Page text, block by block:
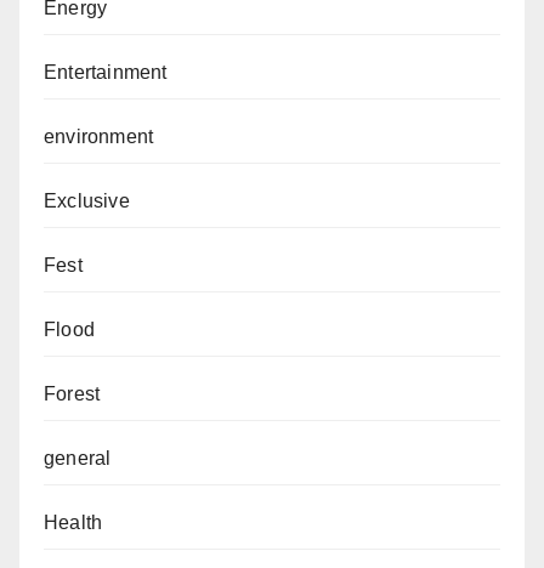
Energy
Entertainment
environment
Exclusive
Fest
Flood
Forest
general
Health